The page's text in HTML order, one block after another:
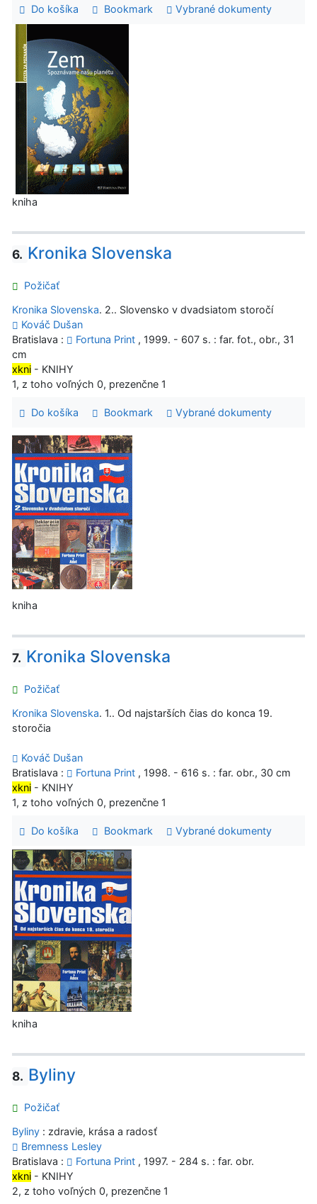
Do košíka Bookmark Vybrané dokumenty
kniha
6. Kronika Slovenska
Požičať
Kronika Slovenska. 2.. Slovensko v dvadsiatom storočí
Kováč Dušan
Bratislava :
Fortuna Print , 1999. - 607 s. : far. fot., obr., 31
cm
xkni - KNIHY
1, z toho voľných 0, prezenčne 1
Do košíka Bookmark Vybrané dokumenty
kniha
7. Kronika Slovenska
Požičať
Kronika Slovenska. 1.. Od najstarších čias do konca 19.
storočia
Kováč Dušan
Bratislava :
Fortuna Print , 1998. - 616 s. : far. obr., 30 cm
xkni - KNIHY
1, z toho voľných 0, prezenčne 1
Do košíka Bookmark Vybrané dokumenty
kniha
8. Byliny
Požičať
Byliny : zdravie, krása a radosť
Bremness Lesley
Bratislava :
Fortuna Print , 1997. - 284 s. : far. obr.
xkni - KNIHY
2, z toho voľných 0, prezenčne 1